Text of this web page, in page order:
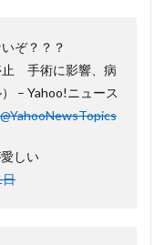
ぞ？？？
止 手術に影響、病
– Yahoo!ニュース
@YahooNewsTopics
しい
日